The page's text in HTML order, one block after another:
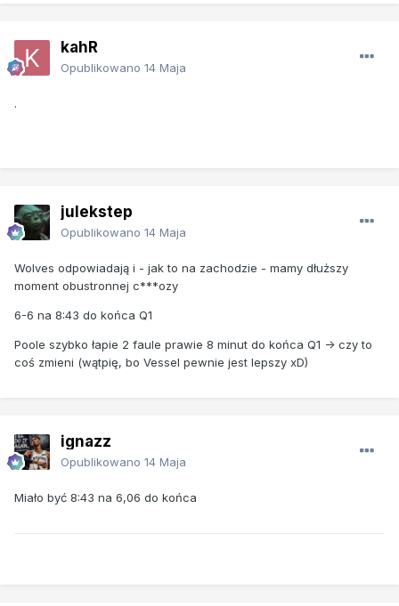
kahR
Opublikowano 14 Maja
.
julekstep
Opublikowano 14 Maja
Wolves odpowiadają i - jak to na zachodzie - mamy dłuższy
moment obustronnej c***ozy
6-6 na 8:43 do końca Q1
Poole szybko łapie 2 faule prawie 8 minut do końca Q1 -> czy to
coś zmieni (wątpię, bo Vessel pewnie jest lepszy xD)
ignazz
Opublikowano 14 Maja
Miało być 8:43 na 6,06 do końca